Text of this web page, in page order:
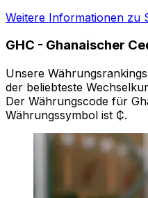
Weitere Informationen zu
GHC - Ghanaischer
Unsere
der beliebteste
Der Währungscode für
Währungssymbol ist ₵.